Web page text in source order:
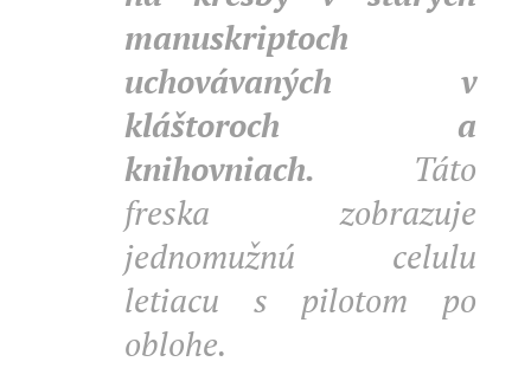
manuskriptoch
uchovávaných v
kláštoroch a
knihovniach. Táto
freska zobrazuje
jednomužnú celulu
letiacu s pilotom po
oblohe.